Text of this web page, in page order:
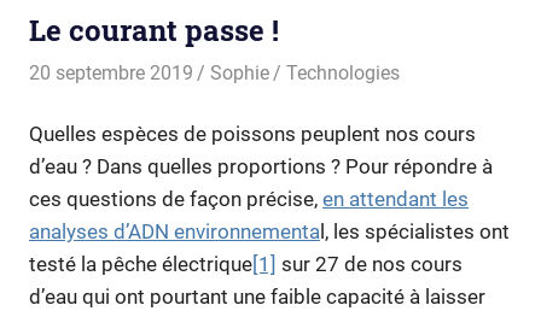
Le courant passe !
20 septembre 2019 Sophie Technologies
Quelles espèces de poissons peuplent nos cours
d’eau ? Dans quelles proportions ? Pour répondre à
ces questions de façon précise, en attendant les
analyses d’ADN environnementa l, les spécialistes ont
testé la pêche électrique[1] sur 27 de nos cours
d’eau qui ont pourtant une faible capacité à laisser